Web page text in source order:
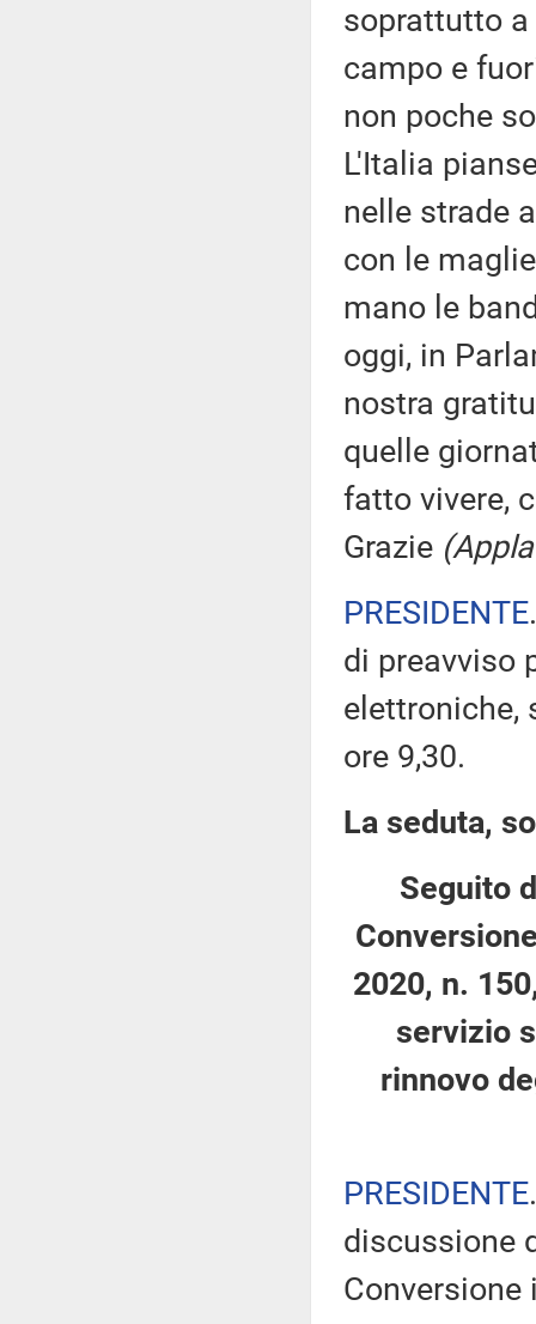
soprattutto
campo e
non poche
L'Italia
nelle strade
con le
mano le
oggi, in
nostra
quelle
fatto vivere,
Grazie
PRESIDENTE
di preavviso
elettroniche,
ore 9,30.
La seduta,
Seguito
2020, n.
servizio
rinnovo
PRESIDENTE
discussione
Conversione